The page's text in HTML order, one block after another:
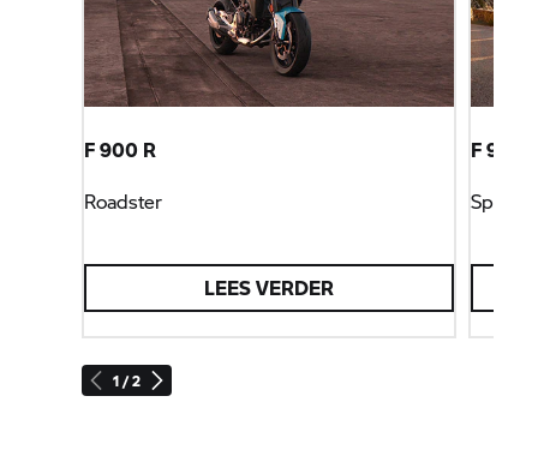
1 / 2
F 900 R
Roadster
LEES VERDER
F 900
Sport